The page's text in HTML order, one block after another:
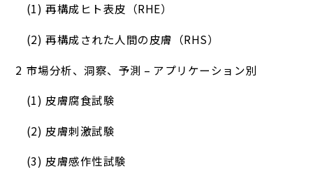
再構成ヒト表皮（RHE）
再構成された人間の皮膚（RHS）
市場分析、洞察、予測 – アプリケーション別
皮膚腐食試験
皮膚刺激試験
皮膚感作性試験